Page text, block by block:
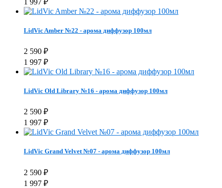
LidVic Amber №22 - арома диффузор 100мл
2 590 ₽
1 997 ₽
LidVic Old Library №16 - арома диффузор 100мл
2 590 ₽
1 997 ₽
LidVic Grand Velvet №07 - арома диффузор 100мл
2 590 ₽
1 997 ₽